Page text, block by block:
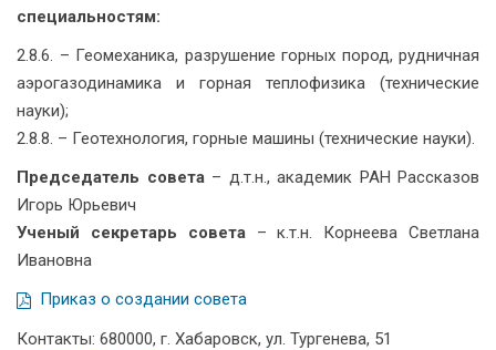
специальностям:
2.8.6. – Геомеханика, разрушение горных пород, рудничная
аэрогазодинамика и горная теплофизика (технические
науки);
2.8.8. – Геотехнология, горные машины (технические науки).
Председатель совета– д.т.н., академик РАН Рассказов
Игорь Юрьевич
Ученый секретарь совета– к.т.н. Корнеева Светлана
Ивановна
Приказ о создании совета
Контакты: 680000, г. Хабаровск, ул. Тургенева, 51